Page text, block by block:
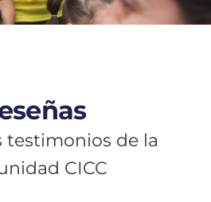
testimonios de la
CICC